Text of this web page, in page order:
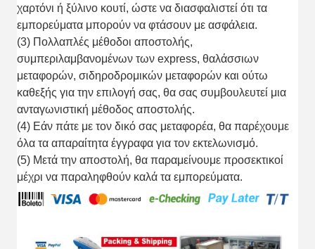
χαρτόνι ή ξύλινο κουτί, ώστε να διασφαλιστεί ότι τα
εμπορεύματα μπορούν να φτάσουν με ασφάλεια.
(3) Πολλαπλές μέθοδοι αποστολής,
συμπεριλαμβανομένων των express, θαλάσσιων
μεταφορών, σιδηροδρομικών μεταφορών και ούτω
καθεξής για την επιλογή σας, θα σας συμβουλευτεί μια
ανταγωνιστική μέθοδος αποστολής.
(4) Εάν πάτε με τον δικό σας μεταφορέα, θα παρέχουμε
όλα τα απαραίτητα έγγραφα για τον εκτελωνισμό.
(5) Μετά την αποστολή, θα παραμείνουμε προσεκτικοί
μέχρι να παραληφθούν καλά τα εμπορεύματα.